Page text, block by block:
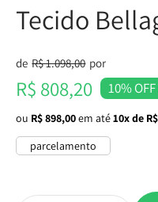
Tecido
Preço normal
de R$ 1.098,00 por
Preço promocional
R$ 808,20 10%
ou R$ 898,00em até10x de
parcelamento